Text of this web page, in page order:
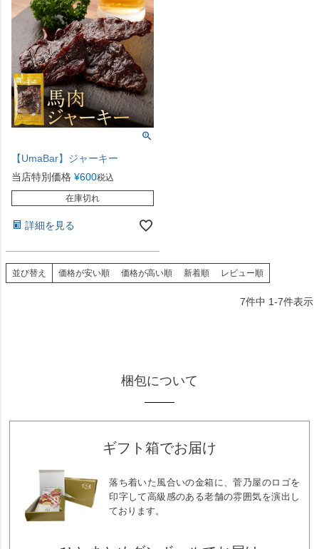
【UmaBar】ジャーキー
当店特別価格 ¥600税込
在庫切れ
詳細を見る
並び替え 価格が安い順 価格が高い順 新着順 レビュー順
7件中 1-7件表示
梱包について
ギフト箱でお届け
落ち着いた風合いの金箱に、菅乃屋のロゴを
印字して高級感のある老舗の雰囲気を演出し
ております。